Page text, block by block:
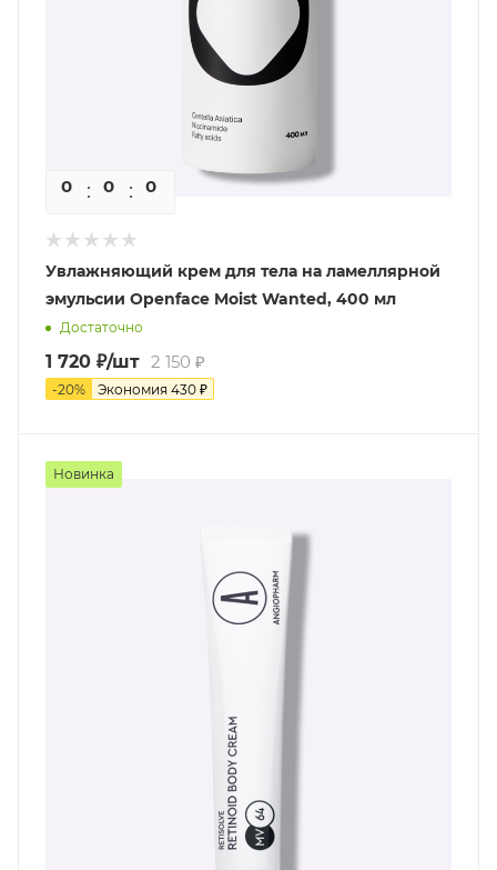
0 0 0
Увлажняющий крем для тела на ламеллярной
эмульсии Openface Moist Wanted, 400 мл
Достаточно
1 720 ₽/шт 2 150 ₽
-20% Экономия 430 ₽
Новинка